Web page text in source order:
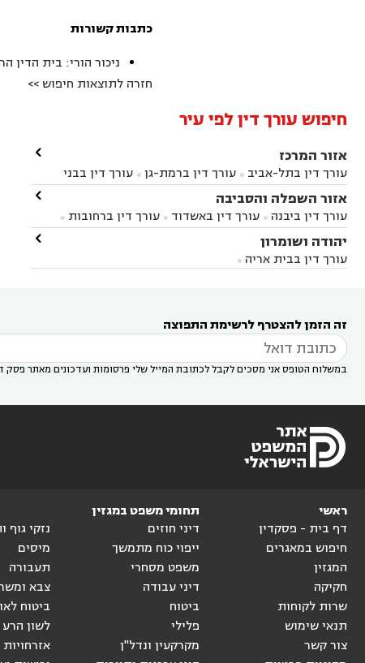
כתבות קשורות
ניכור הורי: בית הדין
חזרה לתוצאות חיפוש >>
חיפוש עורך דין לפי עיר
אזור המרכז
עורך דין בתל-אביב  עורך דין ברמת-גן 
עורך דין בבני
ברק עורך דין בפתח תקווה עורך דין בראשון לציון
עורך דין ברחובות עורך דין בנס ציונה
במודיעין
עורך דין בהרצליה עורך דין בחולון
עורך
דין בקרית אונו
אונו
עורך דין בבת ים
דין בשוהם 

אזור השפלה והסביבה
עורך דין ביבנה  עורך דין באשדוד  עורך דין ברחובות 
עורך דין בראשון לציון עורך דין במודיעין
עורך דין
בבאר יעקב
עורך דין בגדרה

יהודה ושומרון
עורך דין בבית אריה 

זה הזמן להצטרף לרשימת התפוצה
במשלוח הטופס אני מסכים לקבל לכתובת המייל שלי פרסומות ועדכונים מאתר פסק
ראשי
דף בית - פסקדין
חיפוש במאגרים
המגזין
חקיקה
שרות לקוחות
תנאי שימוש
צור קשר
תחומי משפט במגזין
דיני חוזים
ייפוי כוח מתמשך
משפט מסחרי
דיני עבודה
ביטוח
פלילי
מקרקעין ונדל"ן
נזקי גוף
מיסים
תעבורה
צבא
ביטוח
לשון הרע